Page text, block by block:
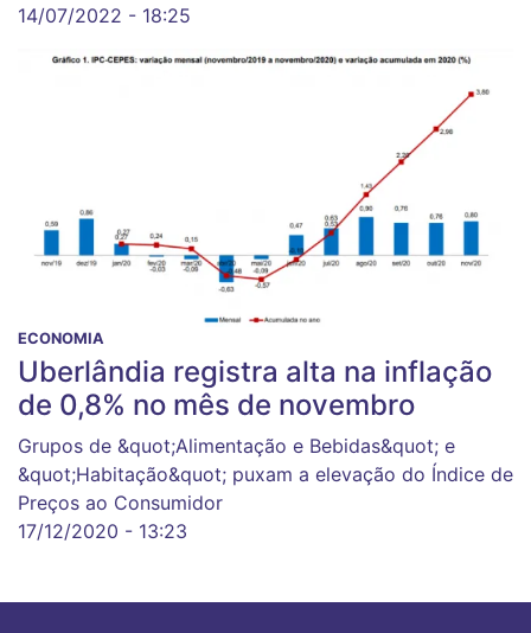
14/07/2022 - 18:25
ECONOMIA
Uberlândia registra alta na inflação
de 0,8% no mês de novembro
Grupos de &quot;Alimentação e Bebidas&quot; e
&quot;Habitação&quot; puxam a elevação do Índice de
Preços ao Consumidor
17/12/2020 - 13:23